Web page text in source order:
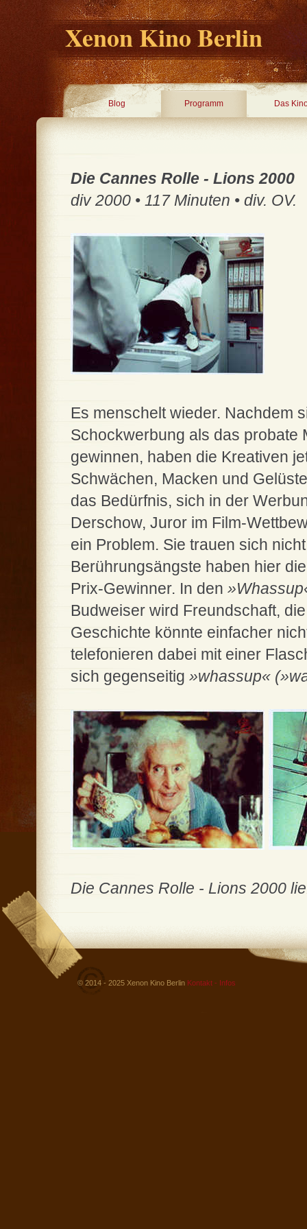
Xenon Kino Berlin
Blog Programm Das
Die Cannes Rolle - Lions 2000
div 2000 • 117 Minuten • div. OV.
Es menschelt wieder. Nachdem
Schockwerbung als das probate
gewinnen, haben die Kreativen
Schwächen, Macken und
das Bedürfnis, sich in der
Derschow, Juror im Film-
ein Problem. Sie trauen sich
Berührungsängste haben hier
Prix-Gewinner. In den
Budweiser wird Freundschaft,
Geschichte könnte einfacher
telefonieren dabei mit einer
sich gegenseitig »whassup«
Die Cannes Rolle - Lions 2000
© 2014 - 2025 Xenon Kino Berlin Kontakt - Infos